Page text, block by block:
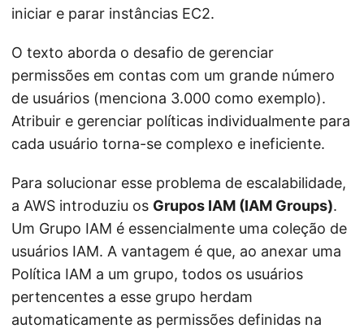
iniciar e parar instâncias EC2.
O texto aborda o desafio de gerenciar
permissões em contas com um grande número
de usuários (menciona 3.000 como exemplo).
Atribuir e gerenciar políticas individualmente para
cada usuário torna-se complexo e ineficiente.
Para solucionar esse problema de escalabilidade,
a AWS introduziu os Grupos IAM (IAM Groups).
Um Grupo IAM é essencialmente uma coleção de
usuários IAM. A vantagem é que, ao anexar uma
Política IAM a um grupo, todos os usuários
pertencentes a esse grupo herdam
automaticamente as permissões definidas na